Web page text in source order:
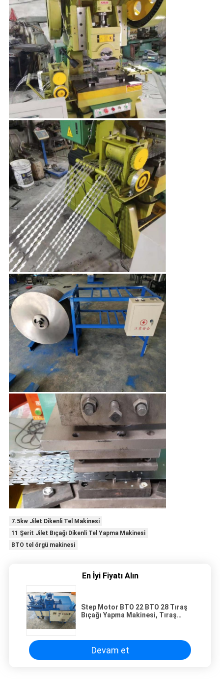
7.5kw Jilet Dikenli Tel Makinesi
11 Şerit Jilet Bıçağı Dikenli Tel Yapma Makinesi
BTO tel örgü makinesi
En İyi Fiyatı Alın
Step Motor BTO 22 BTO 28 Tıraş
Bıçağı Yapma Makinesi, Tıraş
Devam et